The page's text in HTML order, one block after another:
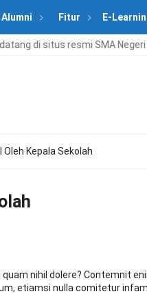
Alumni Fitur E-
di situs resmi SMA Negeri
Oleh Kepala Sekolah
nihil dolere? Contemnit
etiamsi nulla comitetur